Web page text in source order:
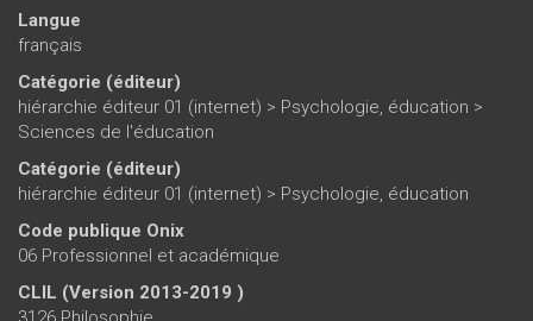
Langue
français
Catégorie (éditeur)
hiérarchie éditeur 01 (internet) > Psychologie, éducation >
Sciences de l'éducation
Catégorie (éditeur)
hiérarchie éditeur 01 (internet) > Psychologie, éducation
Code publique Onix
06 Professionnel et académique
CLIL (Version 2013-2019 )